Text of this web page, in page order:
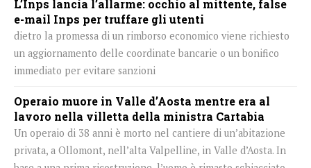
L’Inps lancia l’allarme: occhio al mittente, false
e-mail Inps per truffare gli utenti
dietro la promessa di un rimborso economico viene richiesto
un aggiornamento delle coordinate bancarie o un bonifico
immediato per evitare sanzioni
Operaio muore in Valle d’Aosta mentre era al
lavoro nella villetta della ministra Cartabia
Un operaio di 38 anni è morto nel cantiere di un’abitazione
privata, a Ollomont, nell’alta Valpelline, in Valle d’Aosta. In